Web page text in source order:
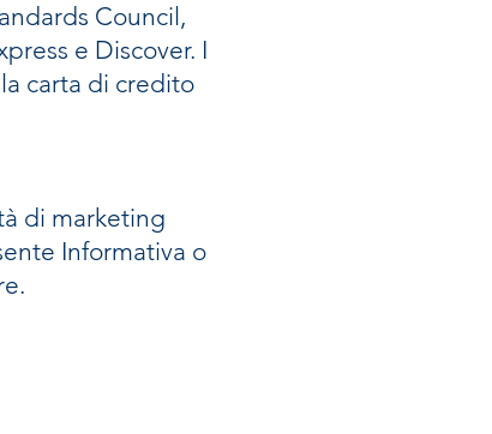
Council,
e Discover. I
carta di credito
di marketing
Informativa o